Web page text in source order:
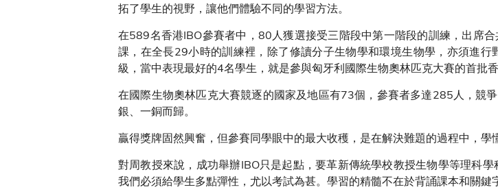
拓了學生的視野，讓他們體驗不同的學習方法。
在589名香港IBO參賽者中，80人獲選接受三階段中第一階段的訓練，出席
課，在全長29小時的訓練裡，除了修讀分子生物學和環境生物學，亦須進
級，當中表現最好的4名學生，就是參與匈牙利國際生物奧林匹克大賽的首批香
在國際生物奧林匹克大賽競逐的國家及地區有73個，參賽者多達285人，競
銀、一銅而歸。
贏得獎牌固然興奮，但參賽同學眼中的最大收穫，是在解決難題的過程中，學
對周教授來說，成功舉辦IBO只是起點，要革新傳統學校教授生物學等理科
我們必須給學生多點彈性，尤以考試為甚。學習的精髓不在於背誦課本和關鍵